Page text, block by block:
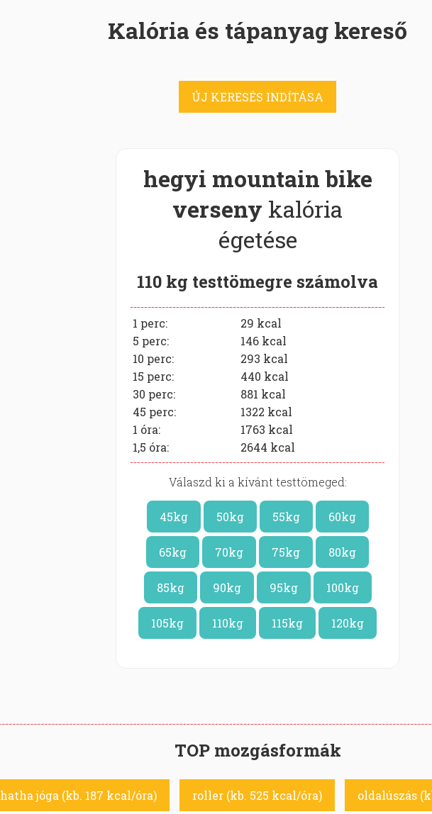
Kalória és tápanyag kereső
ÚJ KERESÉS INDÍTÁSA
hegyi mountain bike
verseny kalória
égetése
110 kg testtömegre számolva
1 perc: 29 kcal
5 perc:
146 kcal
10 perc:
293 kcal
15 perc:
440 kcal
30 perc:
881 kcal
45 perc:
1322 kcal
1 óra:
1763 kcal
1,5 óra:
2644 kcal
Válaszd ki a kívánt testtömeged:
45kg 50kg 55kg 60kg
65kg 70kg 75kg 80kg
85kg 90kg 95kg 100kg
105kg 110kg 115kg 120kg
TOP mozgásformák
hatha jóga (kb. 187 kcal/óra) roller (kb. 525 kcal/óra) oldalúszás